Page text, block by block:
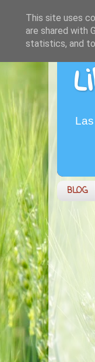
BLOG
This site uses
are shared with
statistics, and